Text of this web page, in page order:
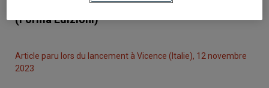
Architecture at work | Architetture del lavoro
(Forma Edizioni)
Article paru lors du lancement à Vicence (Italie), 12 novembre
2023